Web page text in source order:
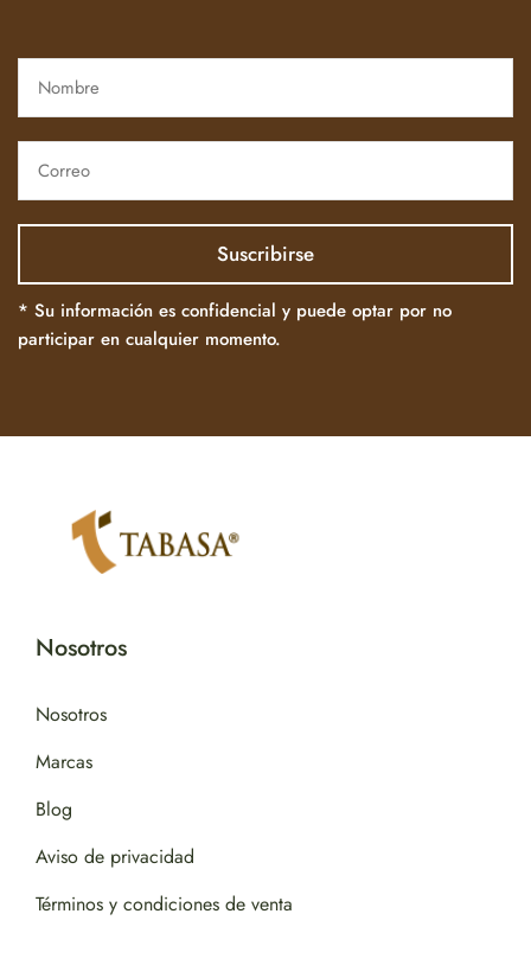
* Su información es confidencial y puede optar por no
participar en cualquier momento.
Nosotros
Nosotros
Marcas
Blog
Aviso de privacidad
Términos y condiciones de venta